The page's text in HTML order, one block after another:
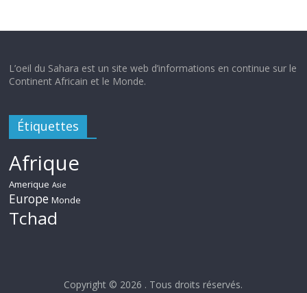
L’oeil du Sahara est un site web d’informations en continue sur le
Continent Africain et le Monde.
Étiquettes
Afrique
Amerique Asie
Europe Monde
Tchad
Copyright © 2026 . Tous droits réservés.